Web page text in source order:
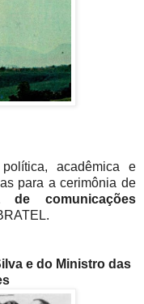
acadêmica e
para a cerimônia de
de comunicações
e do Ministro das